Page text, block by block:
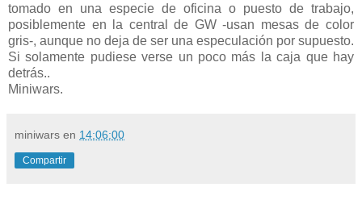
tomado en una especie de oficina o puesto de trabajo,
posiblemente en la central de GW -usan mesas de color
gris-, aunque no deja de ser una especulación por supuesto.
Si solamente pudiese verse un poco más la caja que hay
detrás..
Miniwars.
miniwars en 14:06:00
Compartir